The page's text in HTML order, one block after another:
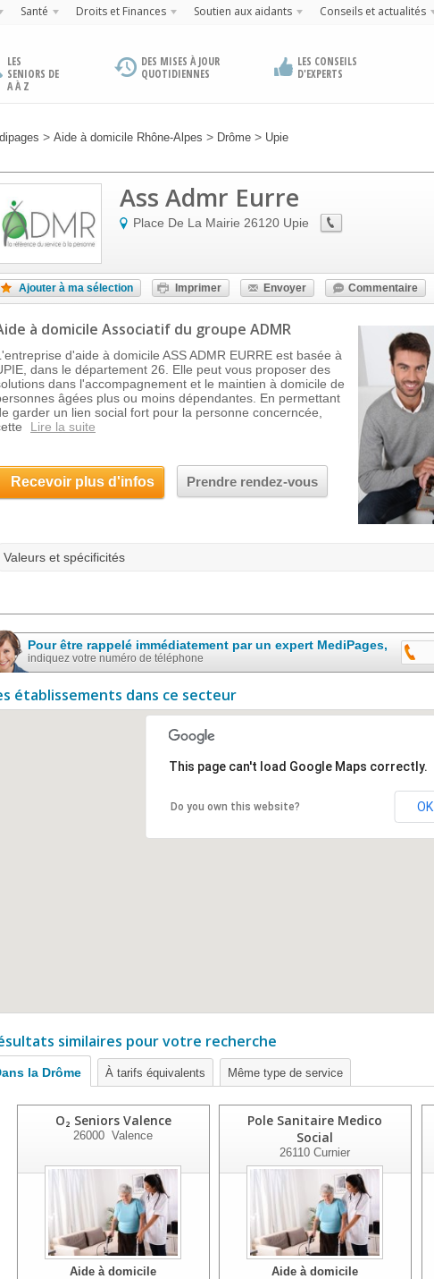
Santé Droits et Finances Soutien aux aidants Conseils et actualités
LES
SENIORS DE
A À Z
DES MISES À JOUR
QUOTIDIENNES
LES CONSEILS
D'EXPERTS
> Aide à domicile Rhône-Alpes > Drôme > Upie
Ass Admr Eurre
Place De La Mairie 26120 Upie
Ajouter à ma sélection Imprimer Envoyer Commentaire
à domicile Associatif du groupe ADMR
d'aide à domicile ASS ADMR EURRE est basée à
dans le département 26. Elle peut vous proposer des
dans l'accompagnement et le maintien à domicile de
âgées plus ou moins dépendantes. En permettant
garder un lien social fort pour la personne concerncée,
Lire la suite
Recevoir plus d'infos Prendre rendez-vous
Valeurs et spécificités
Pour être rappelé immédiatement par un expert MediPages,
indiquez votre numéro de téléphone
établissements dans ce secteur
This page can't load Google Maps correctly.
Do you own this website? OK
similaires pour votre recherche
la Drôme À tarifs équivalents Même type de service
O₂ Seniors Valence
26000 Valence
Aide à domicile
Pole Sanitaire Medico
Social
26110 Curnier
Aide à domicile